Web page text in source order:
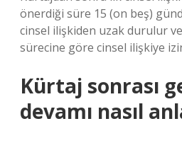
önerdiği süre 15 (on beş)
cinsel ilişkiden uzak durulur
sürecine göre cinsel ilişkiye
Kürtaj sonrası
devamı nasıl